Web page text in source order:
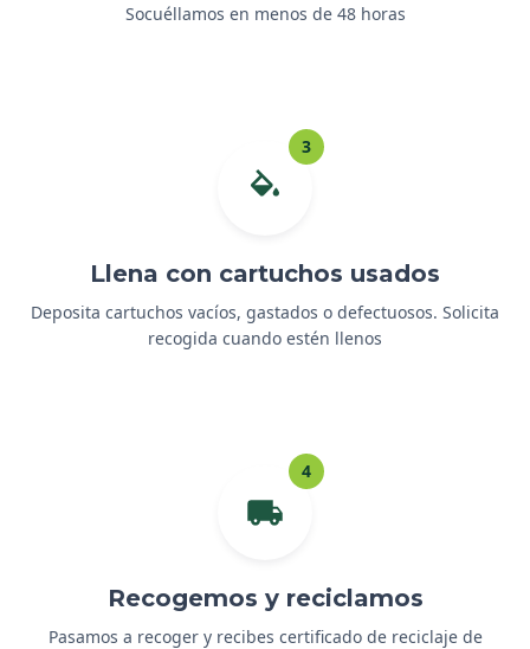
Socuéllamos en menos de 48 horas
3
Llena con cartuchos usados
Deposita cartuchos vacíos, gastados o defectuosos. Solicita
recogida cuando estén llenos
4
Recogemos y reciclamos
Pasamos a recoger y recibes certificado de reciclaje de